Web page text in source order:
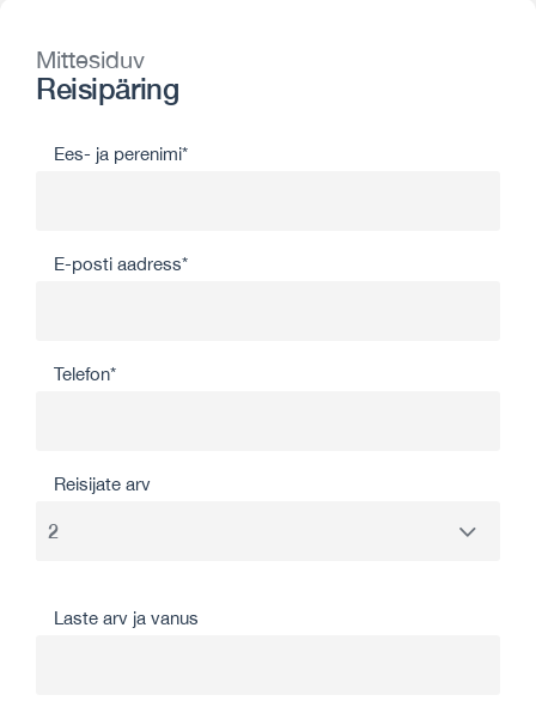
Mittesiduv
Reisipäring
Ees- ja perenimi*
E-posti aadress*
Telefon*
Reisijate arv
Laste arv ja vanus